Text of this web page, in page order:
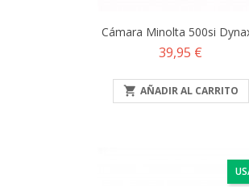
Cámara Minolta 500si
Precio
39,95 €
 AÑADIR AL CARRITO